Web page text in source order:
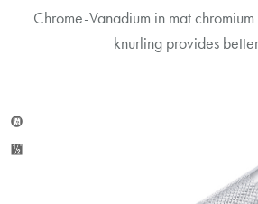
Chrome-Vanadium in mat
knurling provides